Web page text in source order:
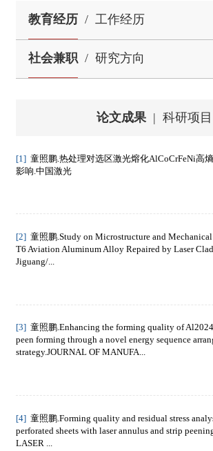
教育经历 / 工作经历
社会兼职 / 研究方向
论文成果 | 科研项目
[1] 童照鹏.热处理对选区激光熔化AlCoCrFeNi高
影响.中国激光
[2] 童照鹏.Study on Microstructure and
T6 Aviation Aluminum Alloy Repaired by Laser
Jiguang/...
[3] 童照鹏.Enhancing the forming quality of
peen forming through a novel energy sequence
strategy.JOURNAL OF MANUFA...
[4] 童照鹏.Forming quality and residual stress
perforated sheets with laser annulus and strip
LASER ...